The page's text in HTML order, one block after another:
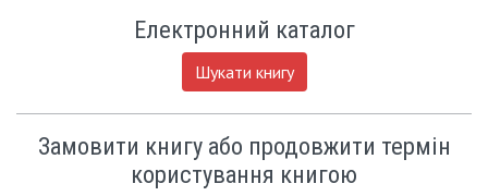
Електронний каталог
Шукати книгу
Замовити книгу або продовжити термін
користування книгою